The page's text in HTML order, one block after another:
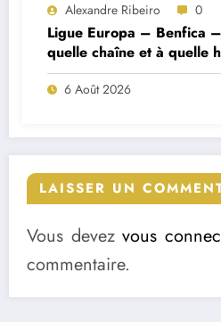
Alexandre Ribeiro 0
Ligue Europa – Benfica
quelle chaîne et à quelle
match ?
6 Août 2026
LAISSER UN
Vous devezvous
commentaire.